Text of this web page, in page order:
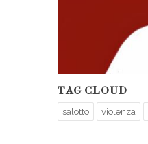
TAG CLOUD
salotto violenza